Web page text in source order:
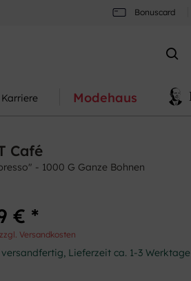
Bonuscard
Karriere Modehaus
Café
- 1000 G Ganze Bohnen
€ *
zzgl. Versandkosten
Lieferzeit ca. 1-3 Werktage